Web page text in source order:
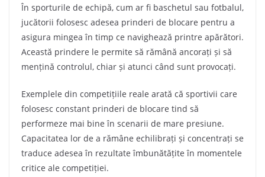
În sporturile de echipă, cum ar fi baschetul sau fotbalul,
jucătorii folosesc adesea prinderi de blocare pentru a
asigura mingea în timp ce navighează printre apărători.
Această prindere le permite să rămână ancorați și să
mențină controlul, chiar și atunci când sunt provocați.
Exemplele din competițiile reale arată că sportivii care
folosesc constant prinderi de blocare tind să
performeze mai bine în scenarii de mare presiune.
Capacitatea lor de a rămâne echilibrați și concentrați se
traduce adesea în rezultate îmbunătățite în momentele
critice ale competiției.